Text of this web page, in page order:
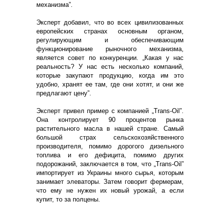
механизма”.
Эксперт добавил, что во всех цивилизованных
европейских странах основным органом,
регулирующим и обеспечивающим
функционирование рыночного механизма,
является совет по конкуренции. „Какая у нас
реальность? У нас есть несколько компаний,
которые закупают продукцию, когда им это
удобно, хранят ее там, где они хотят, и они же
предлагают цену”.
Эксперт привел пример с компанией „Trans-Oil”.
Она контролирует 90 процентов рынка
растительного масла в нашей стране. Самый
большой страх сельскохозяйственного
производителя, помимо дорогого дизельного
топлива и его дефицита, помимо других
подорожаний, заключается в том, что „Trans-Oil”
импортирует из Украины много сырья, которым
занимает элеваторы. Затем говорит фермерам,
что ему не нужен их новый урожай, а если
купит, то за полцены.